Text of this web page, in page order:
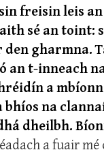
freisin leis
sé an toint:
gharmna.
an t-inneach
a
na
dheilbh.
a fuair